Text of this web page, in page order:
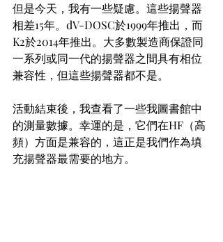
但是今天，我有一些疑慮。這些揚聲器
相差15年。dV-DOSC於1999年推出，而
K2於2014年推出。大多數製造商保證同
一系列或同一代的揚聲器之間具有相位
兼容性，但這些揚聲器都不是。
活動結束後，我查看了一些我圖書館中
的測量數據。幸運的是，它們在HF（高
頻）方面是兼容的，這正是我們作為填
充揚聲器最需要的地方。